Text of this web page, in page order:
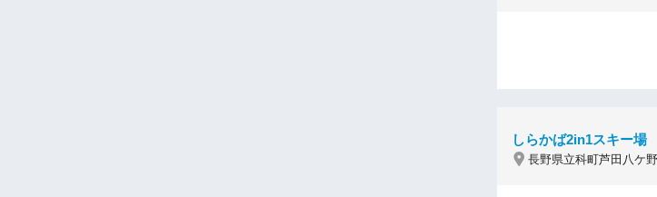
しらかば2in1スキー場
長野県立科町芦田八ケ